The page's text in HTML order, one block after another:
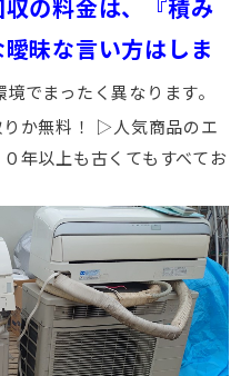
の料金は、『積み
昧な言い方はしま
まったく異なります。
か無料！ ▷人気商品のエ
年以上も古くてもすべてお